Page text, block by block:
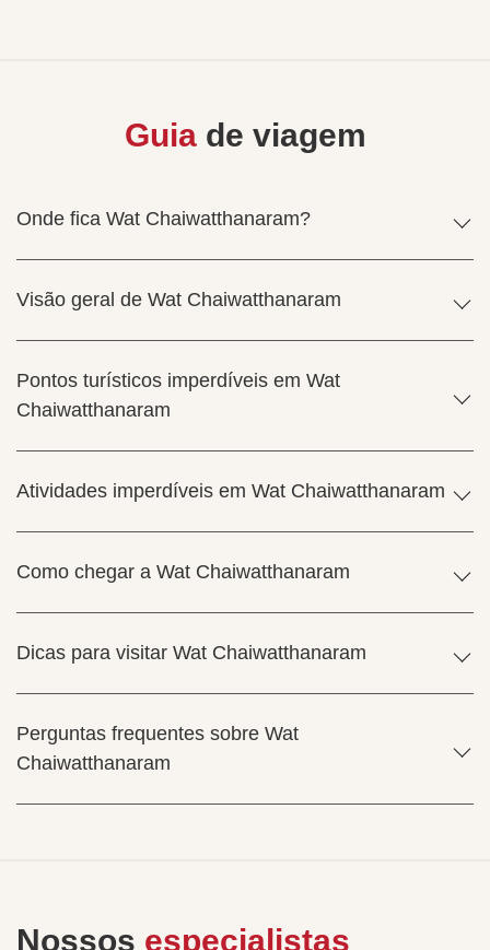
Guiade viagem
Onde fica Wat Chaiwatthanaram?
Visão geral de Wat Chaiwatthanaram
Pontos turísticos imperdíveis em Wat
Chaiwatthanaram
Atividades imperdíveis em Wat Chaiwatthanaram
Como chegar a Wat Chaiwatthanaram
Dicas para visitar Wat Chaiwatthanaram
Perguntas frequentes sobre Wat
Chaiwatthanaram
Nossos especialistas